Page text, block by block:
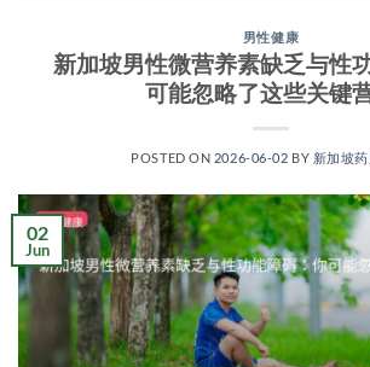
男性健康
新加坡男性微营养素缺乏与性
可能忽略了这些关键
POSTED ON 2026-06-02 BY 新加坡
02
Jun